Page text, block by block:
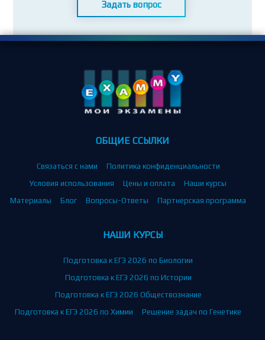
Задать вопрос
ОБЩИЕ ССЫЛКИ
Связаться с нами
Политика конфиденциальности
Условия использования
Цены и оплата
Наши курсы
Материалы
Блог Вопросы-Ответы Партнерская программа
НАШИ КУРСЫ
Подготовка к ЕГЭ 2026 по Биологии
Подготовка к ЕГЭ 2026 по Истории
Подготовка к ЕГЭ 2026 Обществознание
Подготовка к ЕГЭ 2026 по Химии
Решение задач по Генетике